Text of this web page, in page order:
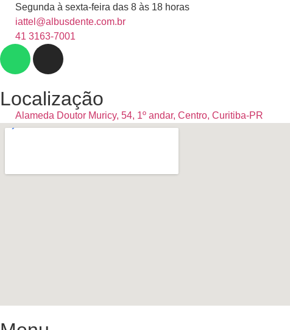
Segunda à sexta-feira das 8 às 18 horas
iattel@albusdente.com.br
41 3163-7001
Localização
Alameda Doutor Muricy, 54, 1º andar, Centro, Curitiba-PR